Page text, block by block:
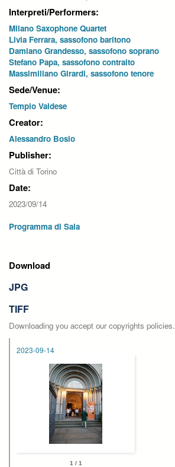
Interpreti/Performers:
Milano Saxophone Quartet
Livia Ferrara, sassofono baritono
Damiano Grandesso, sassofono soprano
Stefano Papa, sassofono contralto
Massimiliano Girardi, sassofono tenore
Sede/Venue:
Tempio Valdese
Creator:
Alessandro Bosio
Publisher:
Città di Torino
Date:
2023/09/14
Programma di Sala
Download
JPG
TIFF
Downloading you accept our copyrights policies.
2023-09-14
1 / 1